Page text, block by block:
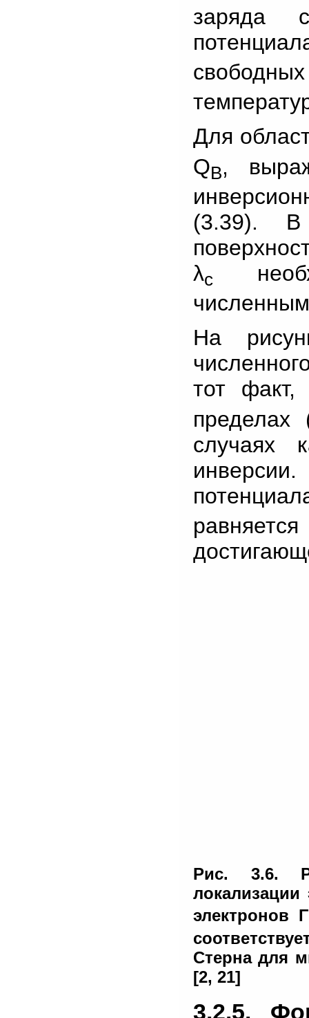
заряда
Для
QB,
(3.39). В
λc
На
тот факт,
случаях
Рис. 3.6.
локализации
электронов Γ
Стерна для
[2, 21]
3.2.5.